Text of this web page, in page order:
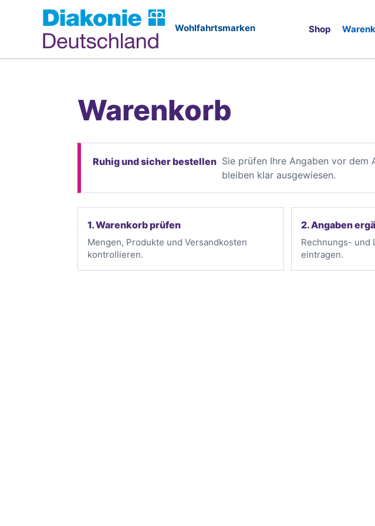
Shop
Warenkorb
Ruhig und sicher bestellen Sie prüfen Ihre Angaben vor dem
bleiben klar ausgewiesen.
1. Warenkorb prüfen
Mengen, Produkte und Versandkosten
kontrollieren.
2. Angaben
Rechnungs- und
eintragen.